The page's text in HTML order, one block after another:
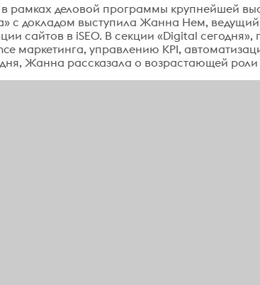
в рамках деловой программы крупнейшей
с докладом выступила Жанна Нем,
сайтов в iSEO. В секции «Digital
маркетинга, управлению KPI,
Жанна рассказала о возрастающей